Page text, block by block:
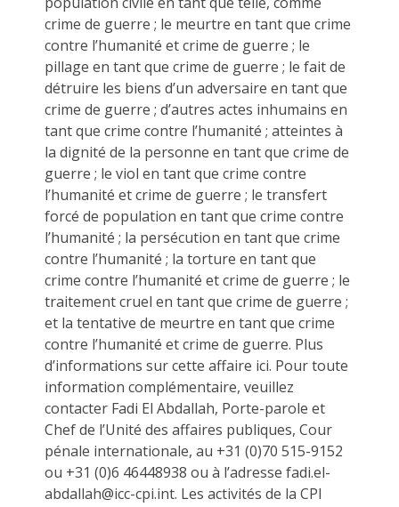
crime de guerre ; le meurtre en tant que crime
contre l’humanité et crime de guerre ; le
pillage en tant que crime de guerre ; le fait de
détruire les biens d’un adversaire en tant que
crime de guerre ; d’autres actes inhumains en
tant que crime contre l’humanité ; atteintes à
la dignité de la personne en tant que crime de
guerre ; le viol en tant que crime contre
l’humanité et crime de guerre ; le transfert
forcé de population en tant que crime contre
l’humanité ; la persécution en tant que crime
contre l’humanité ; la torture en tant que
crime contre l’humanité et crime de guerre ; le
traitement cruel en tant que crime de guerre ;
et la tentative de meurtre en tant que crime
contre l’humanité et crime de guerre. Plus
d’informations sur cette affaire ici. Pour toute
information complémentaire, veuillez
contacter Fadi El Abdallah, Porte-parole et
Chef de l’Unité des affaires publiques, Cour
pénale internationale, au +31 (0)70 515-9152
ou +31 (0)6 46448938 ou à l’adresse fadi.el-
abdallah@icc-cpi.int. Les activités de la CPI